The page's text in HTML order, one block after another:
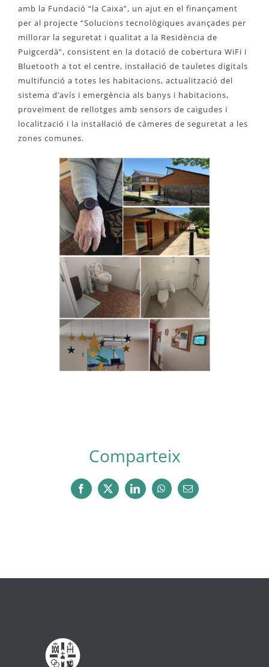
amb la Fundació “la Caixa”, un ajut en el finançament
per al projecte “Solucions tecnològiques avançades per
millorar la seguretat i qualitat a la Residència de
Puigcerdà”, consistent en la dotació de cobertura WiFi i
Bluetooth a tot el centre, instal·lació de tauletes digitals
multifunció a totes les habitacions, actualització del
sistema d’avís i emergència als banys i habitacions,
proveïment de rellotges amb sensors de caigudes i
localització i la instal·lació de càmeres de seguretat a les
zones comunes.
Comparteix
Facebook
X LinkedInWhatsApp
Email: